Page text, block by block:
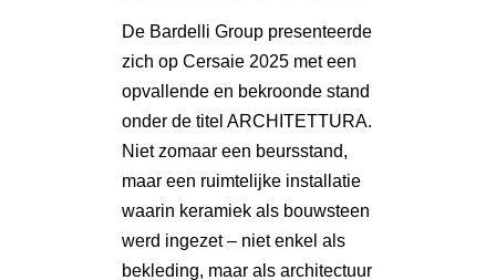
De Bardelli Group presenteerde
zich op Cersaie 2025 met een
opvallende en bekroonde stand
onder de titel ARCHITETTURA.
Niet zomaar een beursstand,
maar een ruimtelijke installatie
waarin keramiek als bouwsteen
werd ingezet – niet enkel als
bekleding, maar als architectuur